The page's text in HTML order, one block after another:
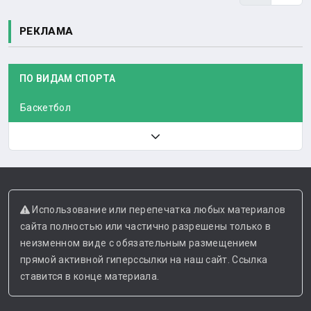
РЕКЛАМА
ПО ВИДАМ СПОРТА
Баскетбол
Использование или перепечатка любых материалов
сайта полностью или частично разрешены только в
неизменном виде с обязательным размещением
прямой активной гиперссылки на наш сайт. Ссылка
ставится в конце материала.